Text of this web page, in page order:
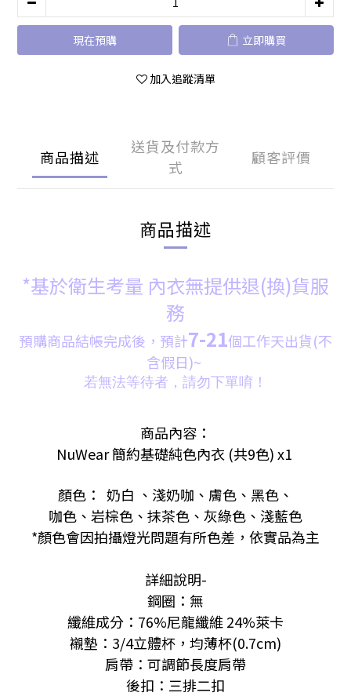
現在預購 立即購買
加入追蹤清單
商品描述
送貨及付款方
式
顧客評價
商品描述
*基於衛生考量 內衣無提供退(換)貨服
務
預購商品結帳完成後，預計7-21個工作天出貨(不
含假日)~
若無法等待者，請勿下單唷！
商品內容：
NuWear 簡約基礎純色內衣 (共9色) x1
顏色： 奶白 、淺奶咖、膚色、黑色、
咖色、岩棕色、抹茶色、灰綠色、淺藍色
*顏色會因拍攝燈光問題有所色差，依實品為主
詳細說明-
鋼圈：無
纖維成分：76%尼龍纖維 24%萊卡
襯墊：3/4立體杯，均薄杯(0.7cm)
肩帶： 可調節長度肩帶
後扣：三排二扣